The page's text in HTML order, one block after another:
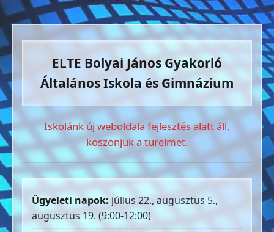
ELTE Bolyai János Gyakorló
Általános Iskola és Gimnázium
Iskolánk új weboldala fejlesztés alatt áll,
köszönjük a türelmet.
Ügyeleti napok: július 22., augusztus 5.,
augusztus 19. (9:00-12:00)